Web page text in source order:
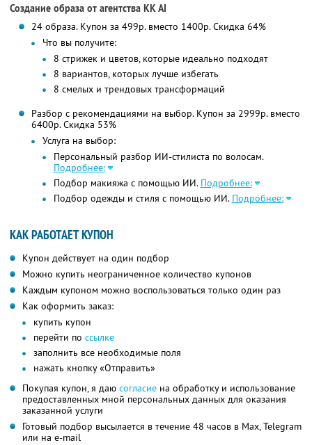
Создание образа от агентства KK AI
24 образа. Купон за 499р. вместо 1400р. Скидка 64%
Что вы получите:
8 стрижек и цветов, которые идеально подходят
8 вариантов, которых лучше избегать
8 смелых и трендовых трансформаций
Разбор с рекомендациями на выбор. Купон за 2999р. вместо
6400р. Скидка 53%
Услуга на выбор:
Персональный разбор ИИ-стилиста по волосам.
Подробнее:
Подбор макияжа с помощью ИИ. Подробнее:
Подбор одежды и стиля с помощью ИИ. Подробнее:
КАК РАБОТАЕТ КУПОН
Купон действует на один подбор
Можно купить неограниченное количество купонов
Каждым купоном можно воспользоваться только один раз
Как оформить заказ:
купить купон
перейти по ссылке
заполнить все необходимые поля
нажать кнопку «Отправить»
Покупая купон, я даю согласие на обработку и использование
предоставленных мной персональных данных для оказания
заказанной услуги
Готовый подбор высылается в течение 48 часов в Max, Telegram
или на e-mail